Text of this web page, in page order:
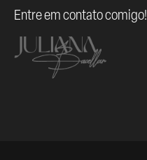
Entre em contato comigo!